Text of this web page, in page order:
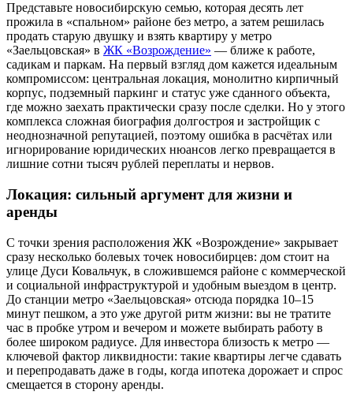
Представьте новосибирскую семью, которая десять лет
прожила в «спальном» районе без метро, а затем решилась
продать старую двушку и взять квартиру у метро
«Заельцовская» в ЖК «Возрождение» — ближе к работе,
садикам и паркам. На первый взгляд дом кажется идеальным
компромиссом: центральная локация, монолитно кирпичный
корпус, подземный паркинг и статус уже сданного объекта,
где можно заехать практически сразу после сделки. Но у этого
комплекса сложная биография долгостроя и застройщик с
неоднозначной репутацией, поэтому ошибка в расчётах или
игнорирование юридических нюансов легко превращается в
лишние сотни тысяч рублей переплаты и нервов.
Локация: сильный аргумент для жизни и
аренды
С точки зрения расположения ЖК «Возрождение» закрывает
сразу несколько болевых точек новосибирцев: дом стоит на
улице Дуси Ковальчук, в сложившемся районе с коммерческой
и социальной инфраструктурой и удобным выездом в центр.
До станции метро «Заельцовская» отсюда порядка 10–15
минут пешком, а это уже другой ритм жизни: вы не тратите
час в пробке утром и вечером и можете выбирать работу в
более широком радиусе. Для инвестора близость к метро —
ключевой фактор ликвидности: такие квартиры легче сдавать
и перепродавать даже в годы, когда ипотека дорожает и спрос
смещается в сторону аренды.